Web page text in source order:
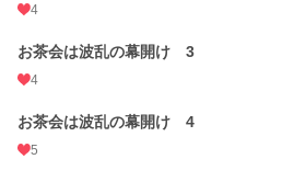
4
お茶会は波乱の幕開け 3
4
お茶会は波乱の幕開け 4
5